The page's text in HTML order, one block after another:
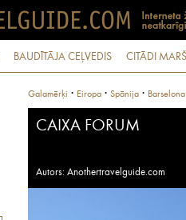
BAUDĪTĀJA CEĻVEDIS CITĀDI
Galamērķi · Eiropa · Spānija · Barselona
CAIXA FORUM
Autors: Anothertravelguide.com